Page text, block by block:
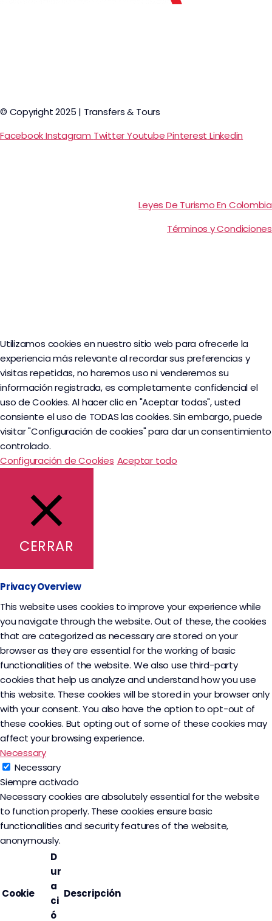
© Copyright 2025 | Transfers & Tours
FacebookInstagram TwitterYoutubePinterest Linkedin
Leyes De Turismo En Colombia
Términos y Condiciones
Utilizamos cookies en nuestro sitio web para ofrecerle la
experiencia más relevante al recordar sus preferencias y
visitas repetidas, no haremos uso ni venderemos su
información registrada, es completamente confidencial el
uso de Cookies. Al hacer clic en "Aceptar todas", usted
consiente el uso de TODAS las cookies. Sin embargo, puede
visitar "Configuración de cookies" para dar un consentimiento
controlado.
Configuración de Cookies Aceptar todo
CERRAR
Privacy Overview
This website uses cookies to improve your experience while
you navigate through the website. Out of these, the cookies
that are categorized as necessary are stored on your
browser as they are essential for the working of basic
functionalities of the website. We also use third-party
cookies that help us analyze and understand how you use
this website. These cookies will be stored in your browser only
with your consent. You also have the option to opt-out of
these cookies. But opting out of some of these cookies may
affect your browsing experience.
Necessary
Necessary
Siempre activado
Necessary cookies are absolutely essential for the website
to function properly. These cookies ensure basic
functionalities and security features of the website,
anonymously.
Cookie
D
ur
a
ci
ó
Descripción